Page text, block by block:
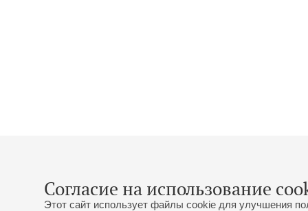
Согласие на использование
Этот сайт использует файлы cookie для улучшения